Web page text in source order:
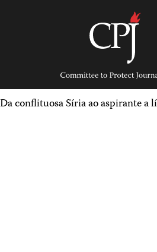
Protect
Da conflituosa Síria ao aspirante